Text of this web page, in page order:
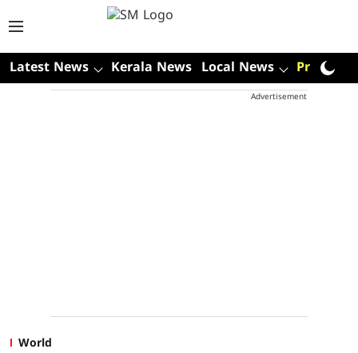
Latest News Kerala News Local News Premium
Advertisement
World